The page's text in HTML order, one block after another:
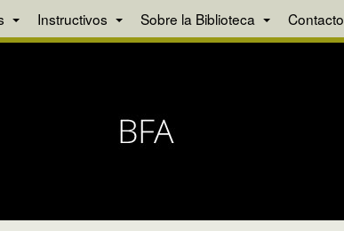
Instructivos Sobre la Biblioteca Contacto